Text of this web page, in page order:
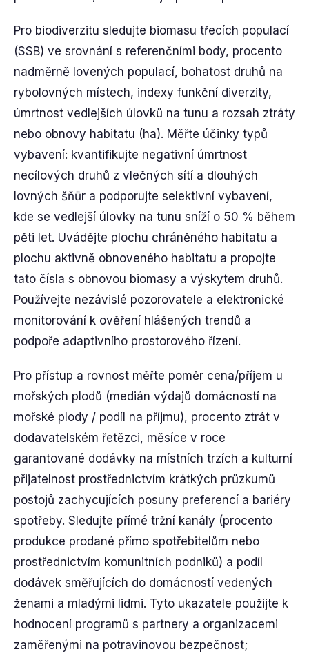
Pro biodiverzitu sledujte biomasu třecích populací
(SSB) ve srovnání s referenčními body, procento
nadměrně lovených populací, bohatost druhů na
rybolovných místech, indexy funkční diverzity,
úmrtnost vedlejších úlovků na tunu a rozsah ztráty
nebo obnovy habitatu (ha). Měřte účinky typů
vybavení: kvantifikujte negativní úmrtnost
necílových druhů z vlečných sítí a dlouhých
lovných šňůr a podporujte selektivní vybavení,
kde se vedlejší úlovky na tunu sníží o 50 % během
pěti let. Uvádějte plochu chráněného habitatu a
plochu aktivně obnoveného habitatu a propojte
tato čísla s obnovou biomasy a výskytem druhů.
Používejte nezávislé pozorovatele a elektronické
monitorování k ověření hlášených trendů a
podpoře adaptivního prostorového řízení.
Pro přístup a rovnost měřte poměr cena/příjem u
mořských plodů (medián výdajů domácností na
mořské plody / podíl na příjmu), procento ztrát v
dodavatelském řetězci, měsíce v roce
garantované dodávky na místních trzích a kulturní
přijatelnost prostřednictvím krátkých průzkumů
postojů zachycujících posuny preferencí a bariéry
spotřeby. Sledujte přímé tržní kanály (procento
produkce prodané přímo spotřebitelům nebo
prostřednictvím komunitních podniků) a podíl
dodávek směřujících do domácností vedených
ženami a mladými lidmi. Tyto ukazatele použijte k
hodnocení programů s partnery a organizacemi
zaměřenými na potravinovou bezpečnost;